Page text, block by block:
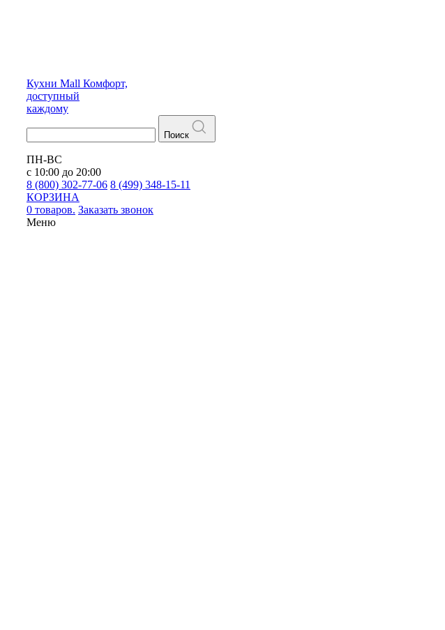
Кухни Mall Комфорт,
доступный
каждому
Поиск
ПН-ВС
с 10:00 до 20:00
8 (800) 302-77-06 8 (499) 348-15-11
КОРЗИНА
0 товаров. Заказать звонок
Меню